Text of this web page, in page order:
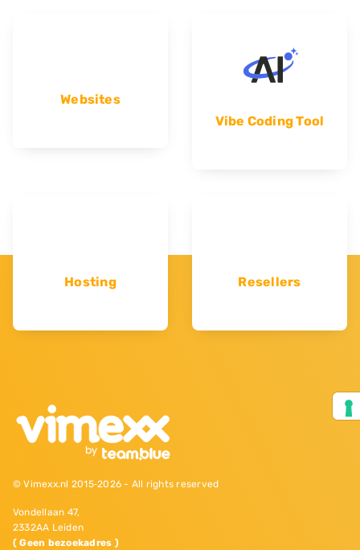
Websites
Vibe Coding Tool
Hosting Resellers
© Vimexx.nl 2015‐2026 - All rights reserved
Vondellaan 47,
2332AA Leiden
( Geen bezoekadres )